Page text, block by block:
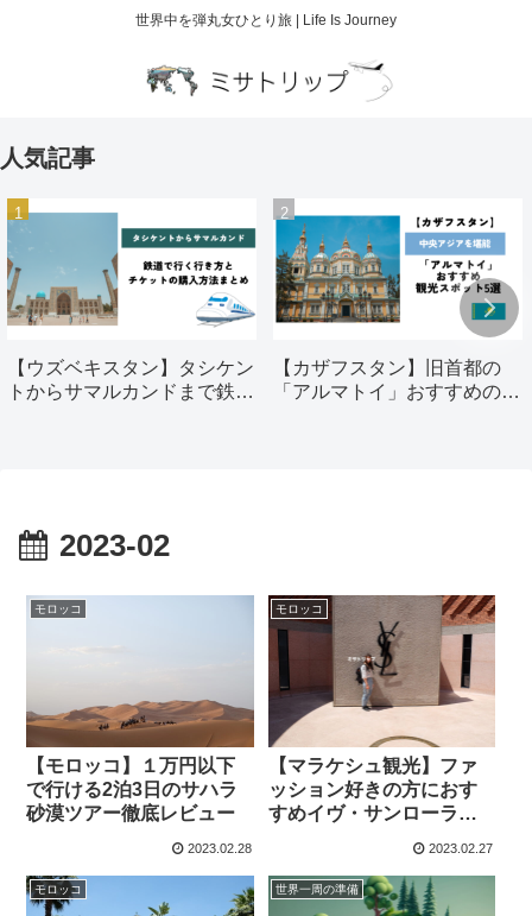
世界中を弾丸女ひとり旅 | Life Is Journey
人気記事
【ウズベキスタン】タシケン
トからサマルカンドまで鉄道
【カザフスタン】旧首都の
「アルマトイ」おすすめの観
2023-02
モロッコ
【モロッコ】１万円以下
で行ける2泊3日のサハラ
砂漠ツアー徹底レビュー
2023.02.28
モロッコ
【マラケシュ観光】ファ
ッション好きの方におす
すめイヴ・サンローラン
2023.02.27
モロッコ 世界一周の準備